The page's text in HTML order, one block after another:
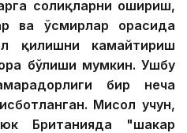
солиқларни ошириш,
ва ўсмирлар орасида
қилишни камайтириш
бўлиши мумкин. Ушбу
бир неча
Мисол учун,
Британияда "шакар